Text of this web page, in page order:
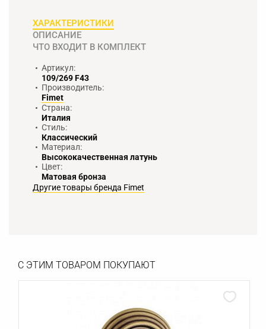
ХАРАКТЕРИСТИКИ
ОПИСАНИЕ
ЧТО ВХОДИТ В КОМПЛЕКТ
Артикул:
109/269 F43
Производитель:
Fimet
Страна:
Италия
Стиль:
Классический
Материал:
Высококачественная латунь
Цвет:
Матовая бронза
Другие товары бренда Fimet
С ЭТИМ ТОВАРОМ ПОКУПАЮТ